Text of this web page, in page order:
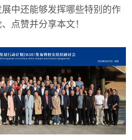
中还能够发挥哪些特别的作
点赞并分享本文！